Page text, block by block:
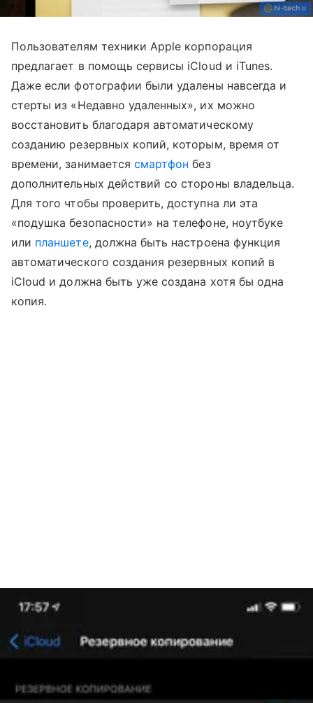
Пользователям техники Apple корпорация
предлагает в помощь сервисы iCloud и iTunes.
Даже если фотографии были удалены навсегда и
стерты из «Недавно удаленных», их можно
восстановить благодаря автоматическому
созданию резервных копий, которым, время от
времени, занимается смартфон без
дополнительных действий со стороны владельца.
Для того чтобы проверить, доступна ли эта
«подушка безопасности» на телефоне, ноутбуке
или планшете, должна быть настроена функция
автоматического создания резервных копий в
iCloud и должна быть уже создана хотя бы одна
копия.